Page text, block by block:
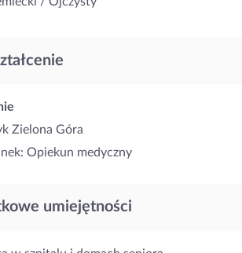
Zielona Góra
Opiekun medyczny
umiejętności